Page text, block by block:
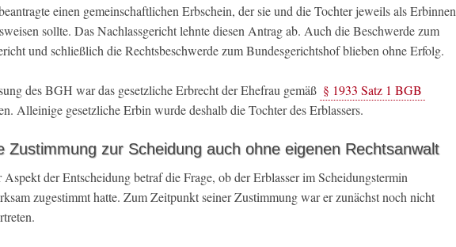
einen gemeinschaftlichen Erbschein, der sie und die Tochter jeweils als Erbinnen
sollte. Das Nachlassgericht lehnte diesen Antrag ab. Auch die Beschwerde zum
und schließlich die Rechtsbeschwerde zum Bundesgerichtshof blieben ohne Erfolg.
des BGH war das gesetzliche Erbrecht der Ehefrau gemäß § 1933 Satz 1 BGB
Alleinige gesetzliche Erbin wurde deshalb die Tochter des Erblassers.
Zustimmung zur Scheidung auch ohne eigenen Rechtsanwalt
der Entscheidung betraf die Frage, ob der Erblasser im Scheidungstermin
zugestimmt hatte. Zum Zeitpunkt seiner Zustimmung war er zunächst noch nicht